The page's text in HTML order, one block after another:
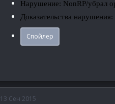
Нарушение: NonRP/убрал
Доказательства нарушения:
Спойлер
13 Сен 2015